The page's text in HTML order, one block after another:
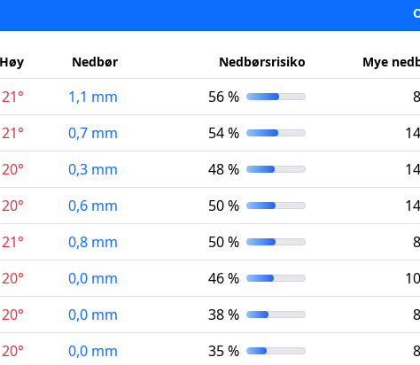
Høy Nedbør Nedbørsrisiko Mye
21° 1,1 mm 56 %
21° 0,7 mm 54 %
20° 0,3 mm 48 %
20° 0,6 mm 50 %
21° 0,8 mm 50 %
20° 0,0 mm 46 %
20° 0,0 mm 38 %
20° 0,0 mm 35 %